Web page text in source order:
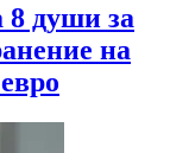
8 души за
на